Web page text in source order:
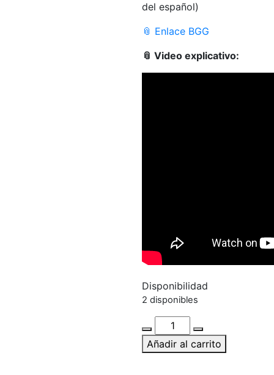
del español)
📎 Enlace BGG
📎 Video explicativo:
Disponibilidad
2 disponibles
Cantidad
de
Susurros:
Añadir al carrito